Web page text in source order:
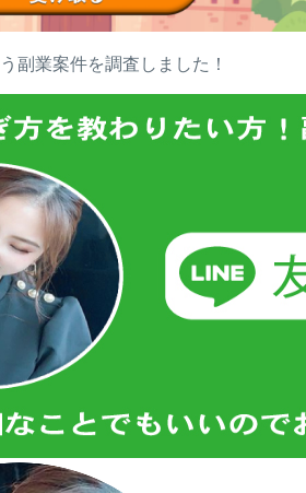
副業案件を調査しました！